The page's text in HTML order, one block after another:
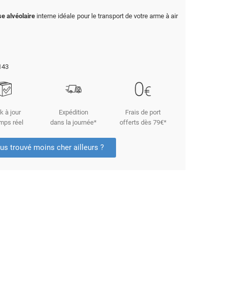
alvéolaire interne idéale pour le transport de votre arme à air
à jour
réel
Expédition
dans la journée*
Frais de port
offerts dès 79€*
trouvé moins cher ailleurs ?